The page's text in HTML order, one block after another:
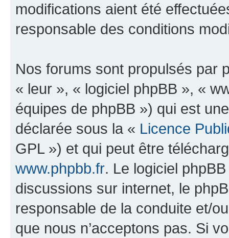
modifications aient été
responsable des conditions
Nos forums sont propulsés par
« leur », « logiciel phpBB », «
équipes de phpBB ») qui est
déclarée sous la « Licence
GPL ») et qui peut être
www.phpbb.fr. Le logiciel
discussions sur internet, le
responsable de la conduite et/
que nous n’acceptons pas. Si